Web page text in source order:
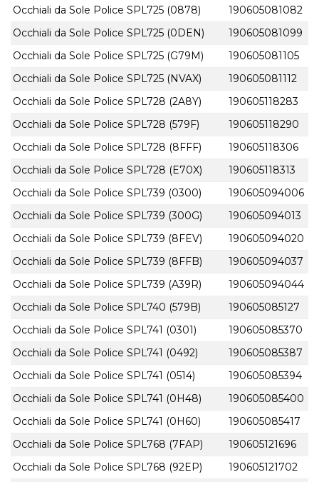
Occhiali da Sole Police SPL725 (0878)
190605081082
Occhiali da Sole Police SPL725 (0DEN)
190605081099
Occhiali da Sole Police SPL725 (G79M)
190605081105
Occhiali da Sole Police SPL725 (NVAX)
190605081112
Occhiali da Sole Police SPL728 (2A8Y)
190605118283
Occhiali da Sole Police SPL728 (579F)
190605118290
Occhiali da Sole Police SPL728 (8FFF)
190605118306
Occhiali da Sole Police SPL728 (E70X)
190605118313
Occhiali da Sole Police SPL739 (0300)
190605094006
Occhiali da Sole Police SPL739 (300G)
190605094013
Occhiali da Sole Police SPL739 (8FEV)
190605094020
Occhiali da Sole Police SPL739 (8FFB)
190605094037
Occhiali da Sole Police SPL739 (A39R)
190605094044
Occhiali da Sole Police SPL740 (579B)
190605085127
Occhiali da Sole Police SPL741 (0301)
190605085370
Occhiali da Sole Police SPL741 (0492)
190605085387
Occhiali da Sole Police SPL741 (0514)
190605085394
Occhiali da Sole Police SPL741 (0H48)
190605085400
Occhiali da Sole Police SPL741 (0H60)
190605085417
Occhiali da Sole Police SPL768 (7FAP)
190605121696
Occhiali da Sole Police SPL768 (92EP)
190605121702